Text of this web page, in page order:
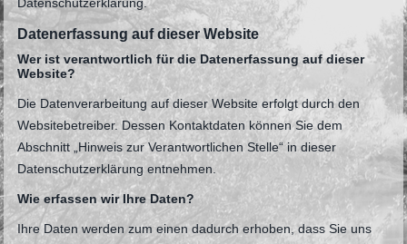
Datenerfassung auf dieser Website
Wer ist verantwortlich für die Datenerfassung auf dieser
Website?
Die Datenverarbeitung auf dieser Website erfolgt durch den
Websitebetreiber. Dessen Kontaktdaten können Sie dem
Abschnitt „Hinweis zur Verantwortlichen Stelle“ in dieser
Datenschutzerklärung entnehmen.
Wie erfassen wir Ihre Daten?
Ihre Daten werden zum einen dadurch erhoben, dass Sie uns